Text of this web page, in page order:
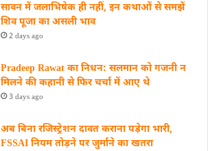
सावन में जलाभिषेक ही नहीं, इन कथाओं से समझें
शिव पूजा का असली भाव
2 days ago
Pradeep Rawat का निधन: सलमान को गजनी न
मिलने की कहानी से फिर चर्चा में आए थे
3 days ago
अब बिना रजिस्ट्रेशन दावत कराना पड़ेगा भारी,
FSSAI नियम तोड़ने पर जुर्माने का खतरा